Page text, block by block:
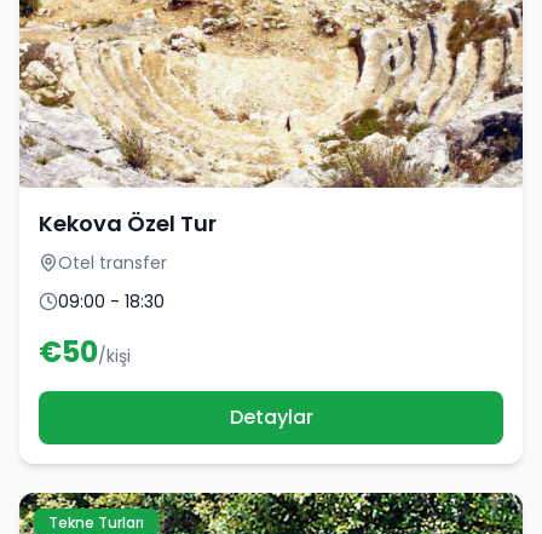
Kekova Özel Tur
Otel transfer
09:00 - 18:30
€50/kişi
Detaylar
Tekne Turları